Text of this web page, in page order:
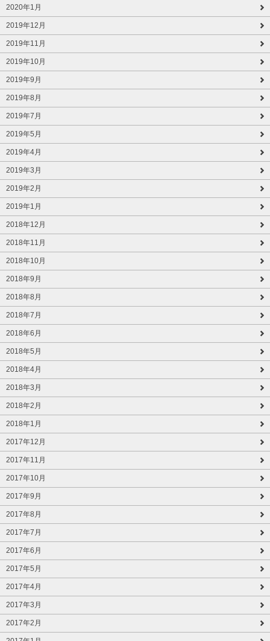
2020年1月
2019年12月
2019年11月
2019年10月
2019年9月
2019年8月
2019年7月
2019年5月
2019年4月
2019年3月
2019年2月
2019年1月
2018年12月
2018年11月
2018年10月
2018年9月
2018年8月
2018年7月
2018年6月
2018年5月
2018年4月
2018年3月
2018年2月
2018年1月
2017年12月
2017年11月
2017年10月
2017年9月
2017年8月
2017年7月
2017年6月
2017年5月
2017年4月
2017年3月
2017年2月